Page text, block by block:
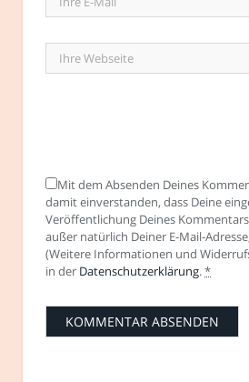
Mit dem Absenden Deines
damit einverstanden, dass Deine
Veröffentlichung Deines
außer natürlich Deiner E-Mail-
(Weitere Informationen und
in der Datenschutzerklärung.*